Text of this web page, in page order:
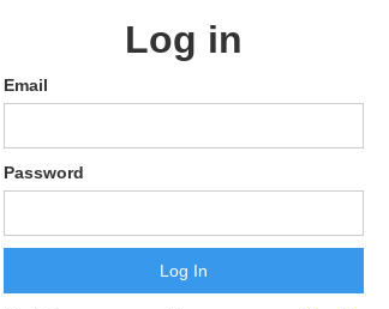
Log in
Email
Password